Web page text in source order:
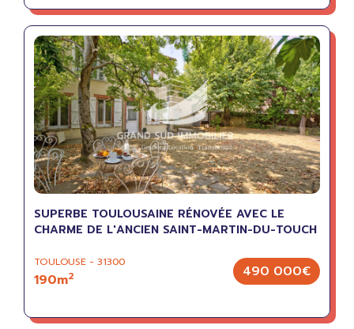
SUPERBE TOULOUSAINE RÉNOVÉE AVEC LE
CHARME DE L'ANCIEN SAINT-MARTIN-DU-TOUCH
TOULOUSE - 31300
190m2 490 000€